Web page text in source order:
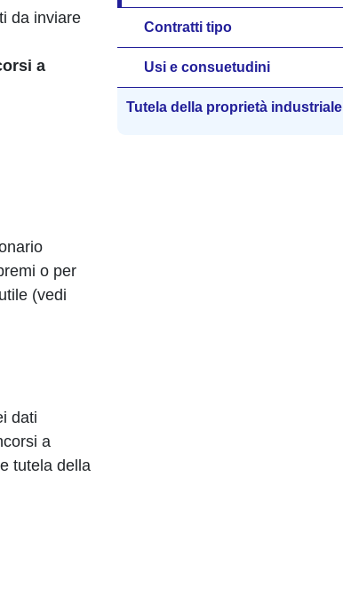
da inviare
a
o per
(vedi
dati
a
tutela della
Contratti tipo
Usi e consuetudini
Tutela della proprietà industriale